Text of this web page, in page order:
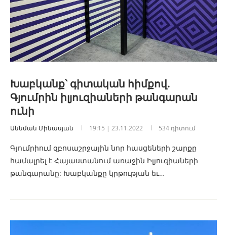
Խաբկանք՝ գիտական հիմքով.
Գյումրին իլյուզիաների թանգարան
ունի
Աննման Մինասյան 19:15 | 23.11.2022 534 դիտում
Գյումրիում զբոսաշրջային նոր հասցեների շարքը
համալրել է Հայաստանում առաջին Իլյուզիաների
թանգարանը: Խաբկանքը կրթության եւ…